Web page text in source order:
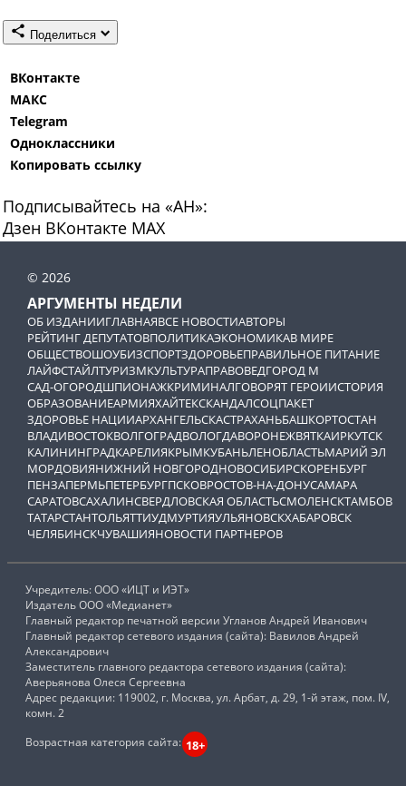
Поделиться
ВКонтакте
МАКС
Telegram
Одноклассники
Копировать ссылку
Подписывайтесь на «АН»:
Дзен ВКонтакте МАХ
© 2026
АРГУМЕНТЫ НЕДЕЛИ
ОБ ИЗДАНИИГЛАВНАЯВСЕ НОВОСТИАВТОРЫ
РЕЙТИНГ ДЕПУТАТОВПОЛИТИКАЭКОНОМИКАВ МИРЕ
ОБЩЕСТВОШОУБИЗСПОРТЗДОРОВЬЕПРАВИЛЬНОЕ ПИТАНИЕ
ЛАЙФСТАЙЛТУРИЗМКУЛЬТУРАПРАВОВЕДГОРОД М
САД-ОГОРОДШПИОНАЖКРИМИНАЛГОВОРЯТ ГЕРОИИСТОРИЯ
ОБРАЗОВАНИЕАРМИЯХАЙТЕКСКАНДАЛСОЦПАКЕТ
ЗДОРОВЬЕ НАЦИИАРХАНГЕЛЬСКАСТРАХАНЬБАШКОРТОСТАН
ВЛАДИВОСТОКВОЛГОГРАДВОЛОГДАВОРОНЕЖВЯТКАИРКУТСК
КАЛИНИНГРАДКАРЕЛИЯКРЫМКУБАНЬЛЕНОБЛАСТЬМАРИЙ ЭЛ
МОРДОВИЯНИЖНИЙ НОВГОРОДНОВОСИБИРСКОРЕНБУРГ
ПЕНЗАПЕРМЬПЕТЕРБУРГПСКОВРОСТОВ-НА-ДОНУСАМАРА
САРАТОВСАХАЛИНСВЕРДЛОВСКАЯ ОБЛАСТЬСМОЛЕНСКТАМБОВ
ТАТАРСТАНТОЛЬЯТТИУДМУРТИЯУЛЬЯНОВСКХАБАРОВСК
ЧЕЛЯБИНСКЧУВАШИЯНОВОСТИ ПАРТНЕРОВ
Учредитель: ООО «ИЦТ и ИЭТ»
Издатель ООО «Медианет»
Главный редактор печатной версии Угланов Андрей Иванович
Главный редактор сетевого издания (сайта): Вавилов Андрей
Александрович
Заместитель главного редактора сетевого издания (сайта):
Аверьянова Олеся Сергеевна
Адрес редакции: 119002, г. Москва, ул. Арбат, д. 29, 1-й этаж, пом. IV,
комн. 2
Возрастная категория сайта: 18+